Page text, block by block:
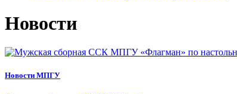
Новости
Новости МПГУ